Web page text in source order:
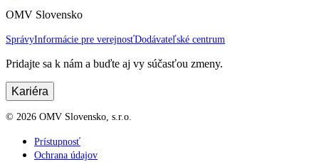
OMV Slovensko
SprávyInformácie pre verejnosťDodávateľské centrum
Pridajte sa k nám a buďte aj vy súčasťou zmeny.
Kariéra
© 2026 OMV Slovensko, s.r.o.
Prístupnosť
Ochrana údajov